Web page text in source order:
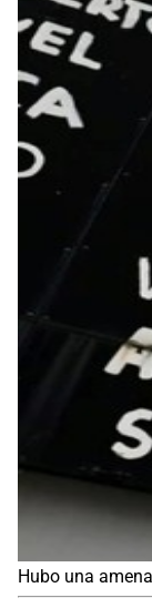
Hubo una